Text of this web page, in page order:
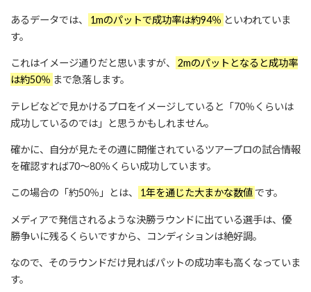
あるデータでは、 1mのパットで成功率は約94％ といわれていま
す。
これはイメージ通りだと思いますが、
2mのパットとなると成功率
は約50％ まで急落します。
テレビなどで見かけるプロをイメージしていると「70％くらいは
成功しているのでは」と思うかもしれません。
確かに、自分が見たその週に開催されているツアープロの試合情報
を確認すれば70～80％くらい成功しています。
この場合の「約50％」とは、 1年を通じた大まかな数値です。
メディアで発信されるような決勝ラウンドに出ている選手は、優
勝争いに残るくらいですから、コンディションは絶好調。
なので、そのラウンドだけ見ればパットの成功率も高くなっていま
す。